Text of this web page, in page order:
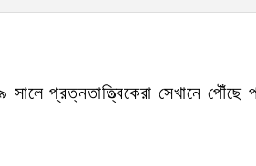
প্রত্নতাত্ত্বিকেরা সেখানে পৌঁছে